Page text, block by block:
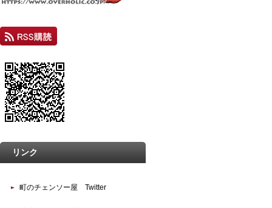
リンク
町のチェンソー屋 Twitter